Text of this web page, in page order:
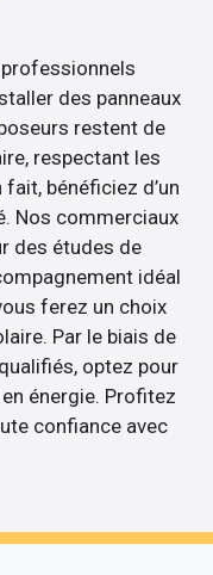
des panneaux
restent de
respectant les
bénéficiez d’un
Nos commerciaux
des études de
idéal
ferez un choix
Par le biais de
optez pour
énergie. Profitez
confiance avec